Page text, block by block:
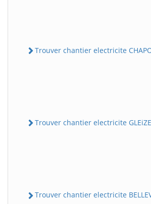
Trouver chantier electricite
Trouver chantier electricite GLEiZE
Trouver chantier electricite